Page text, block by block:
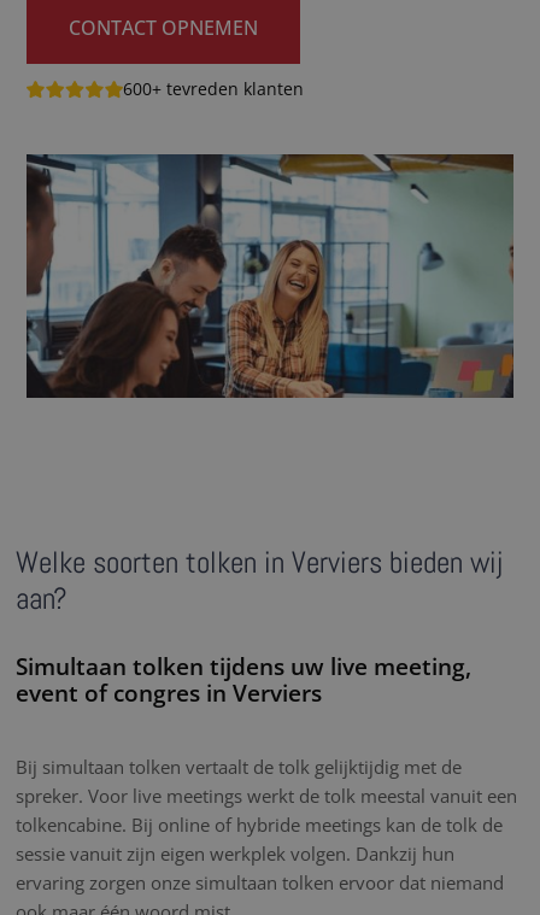
CONTACT OPNEMEN
600+ tevreden klanten
Welke soorten tolken in Verviers bieden wij
aan?
Simultaan tolken tijdens uw live meeting,
event of congres in Verviers
Bij simultaan tolken vertaalt de tolk gelijktijdig met de
spreker. Voor live meetings werkt de tolk meestal vanuit een
tolkencabine. Bij online of hybride meetings kan de tolk de
sessie vanuit zijn eigen werkplek volgen. Dankzij hun
ervaring zorgen onze simultaan tolken ervoor dat niemand